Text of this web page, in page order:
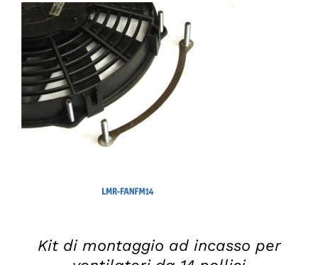
AGGIUNGI AL CARRELLO
DETTAGLI
Kit di montaggio ad incasso per